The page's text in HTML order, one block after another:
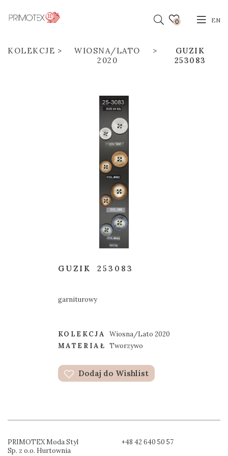
0 EN
KOLEKCJE
WIOSNA/LATO
2020
GUZIK
253083
GUZIK 253083
garniturowy
KOLEKCJA
Wiosna/Lato 2020
MATERIAŁ Tworzywo
Dodaj do Wishlist
PRIMOTEX Moda Styl
Sp. z o.o. Hurtownia
+48 42 640 50 57